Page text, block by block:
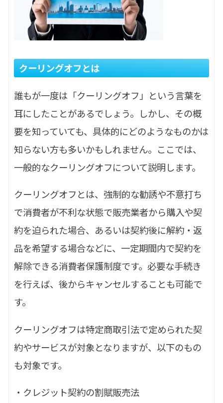
クーリングオフとは
誰もが一度は「クーリングオフ」という言葉を
耳にしたことがあるでしょう。しかし、その概
要を知っていても、具体的にどのようなものかは
知らない方も多いかもしれません。ここでは、
一般的なクーリングオフについて説明します。
クーリングオフとは、強制的な勧誘や不意打ち
で消費者が不利な状態で販売業者から購入や契
約を迫られた場合、あるいは契約後に解約・返
品を希望する場合などに、一定期間内で契約を
解除できる消費者保護制度です。必要な手続き
を行えば、後からキャンセルすることも可能で
す。
クーリングオフは特定商取引法で定められた契
約やサービスが対象となりますが、以下のもの
も対象です。
・クレジット契約の割賦販売法